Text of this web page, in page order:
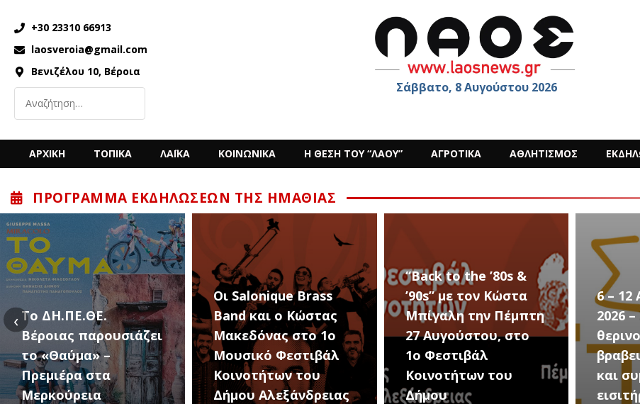
+30 23310 66913
laosveroia@gmail.com
Βενιζέλου 10, Βέροια
Σάββατο, 8 Αυγούστου 2026
ΑΡΧΙΚΗ ΤΟΠΙΚΑ ΛΑΪΚΑ ΚΟΙΝΩΝΙΚΑ Η ΘΕΣΗ ΤΟΥ “ΛΑΟΥ” ΑΓΡΟΤΙΚΑ ΑΘΛΗΤΙΣΜΟΣ
ΠΡΌΓΡΑΜΜΑ ΕΚΔΗΛΏΣΕΩΝ ΤΗΣ ΗΜΑΘΊΑΣ
Οι Salonique Brass
Band και ο Κώστας
Μακεδόνας στο 1ο
Μουσικό Φεστιβάλ
Κοινοτήτων του
Δήμου Αλεξάνδρειας
“Back to the ’80s &
’90s” με τον Κώστα
Μπίγαλη την Πέμπτη
27 Αυγούστου, στο
1ο Φεστιβάλ
Κοινοτήτων του
Δήμου
6 – 12 ΑΥΓΟΥΣΤΟΥ
2026 – Σαν ΣΤΑΡ του
θερινού σινεμά, με 7
βραβευμένες ταινίες
και συμβολικό
εισιτήριο 2 ευρώ
Ο
στην
για
Τρίτη
‹